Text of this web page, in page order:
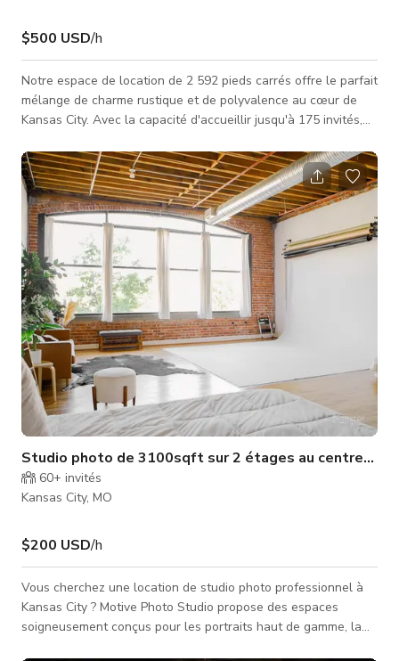
$500 USD/h
Notre espace de location de 2 592 pieds carrés offre le parfait
mélange de charme rustique et de polyvalence au cœur de
Kansas City. Avec la capacité d'accueillir jusqu'à 175 invités,
s'adapte parfaitement à des événements de toutes tailles. En
plus de l'espace intérieur accueillant, votre location inclut
l'accès à nos vastes terrains extérieurs—comprenant une
terrasse arrière, une aire de pique-nique, une pelouse avan
Studio photo de 3100sqft sur 2 étages au centre-
60+ invités
Kansas City, MO
$200 USD/h
Vous cherchez une location de studio photo professionnel à
Kansas City ? Motive Photo Studio propose des espaces
soigneusement conçus pour les portraits haut de gamme, la